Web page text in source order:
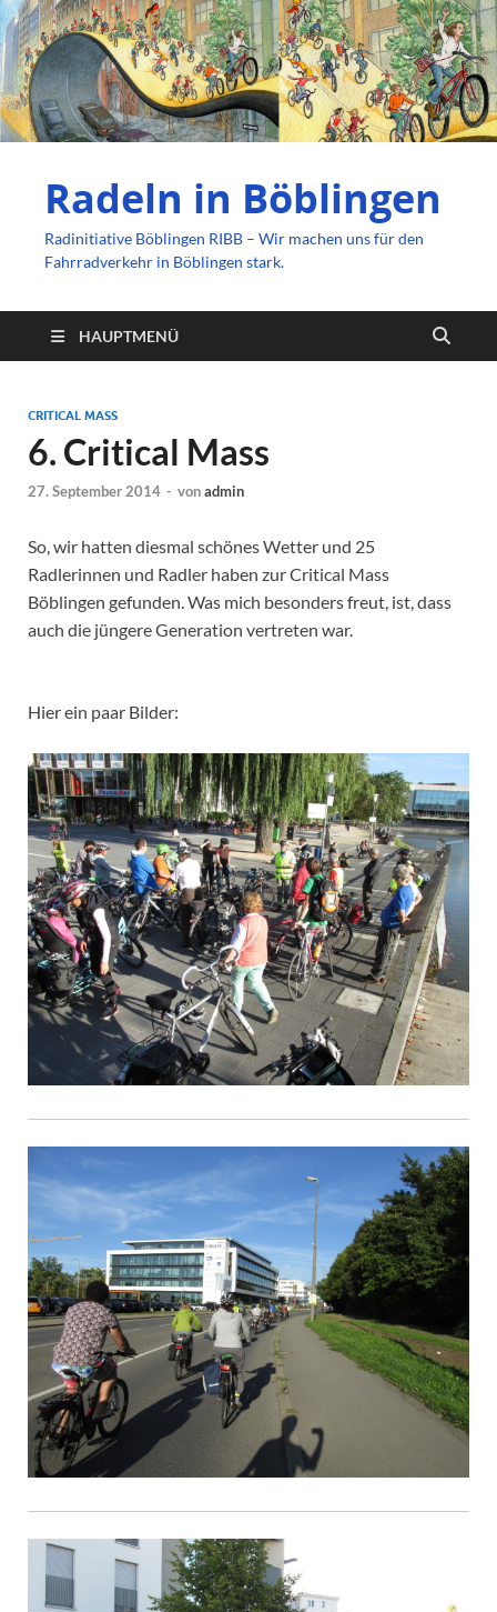
Radeln in Böblingen
Radinitiative Böblingen RIBB – Wir machen uns für den
Fahrradverkehr in Böblingen stark.
HAUPTMENÜ
CRITICAL MASS
6. Critical Mass
27. September 2014 - vonadmin
So, wir hatten diesmal schönes Wetter und 25
Radlerinnen und Radler haben zur Critical Mass
Böblingen gefunden. Was mich besonders freut, ist, dass
auch die jüngere Generation vertreten war.
Hier ein paar Bilder: